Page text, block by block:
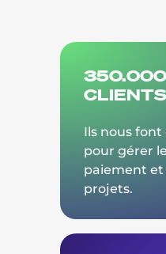
350.000
CLIENTS
Ils nous
pour gérer
paiement
projets.